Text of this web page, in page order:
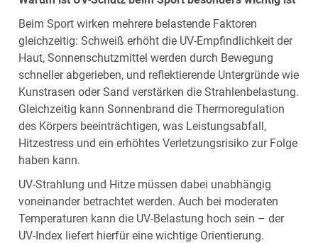
Beim Sport wirken mehrere belastende Faktoren
gleichzeitig: Schweiß erhöht die UV‑Empfindlichkeit der
Haut, Sonnenschutzmittel werden durch Bewegung
schneller abgerieben, und reflektierende Untergründe wie
Kunstrasen oder Sand verstärken die Strahlenbelastung.
Gleichzeitig kann Sonnenbrand die Thermoregulation
des Körpers beeinträchtigen, was Leistungsabfall,
Hitzestress und ein erhöhtes Verletzungsrisiko zur Folge
haben kann.
UV‑Strahlung und Hitze müssen dabei unabhängig
voneinander betrachtet werden. Auch bei moderaten
Temperaturen kann die UV‑Belastung hoch sein – der
UV‑Index liefert hierfür eine wichtige Orientierung.